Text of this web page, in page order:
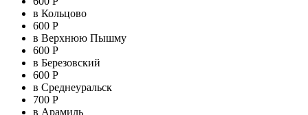
в Кольцово
600 Р
в Верхнюю Пышму
600 Р
в Березовский
600 Р
в Среднеуральск
700 Р
в Арамиль